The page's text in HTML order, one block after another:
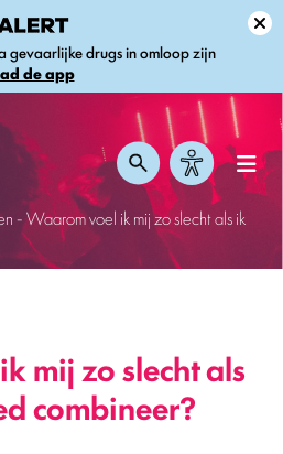
gevaarlijke drugs in omloop zijn
de app
-Waarom voel ik mij zo slecht als ik
mij zo slecht als
combineer?